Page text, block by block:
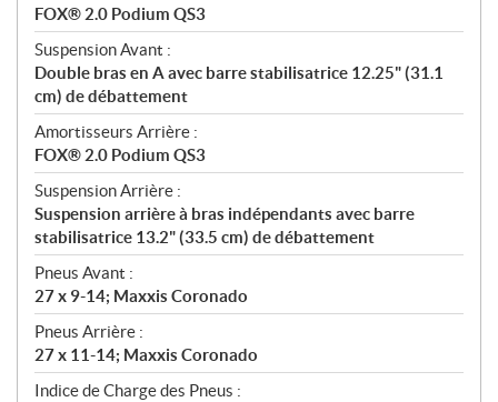
FOX® 2.0 Podium QS3
Suspension Avant :
Double bras en A avec barre stabilisatrice 12.25" (31.1
cm) de débattement
Amortisseurs Arrière :
FOX® 2.0 Podium QS3
Suspension Arrière :
Suspension arrière à bras indépendants avec barre
stabilisatrice 13.2" (33.5 cm) de débattement
Pneus Avant :
27 x 9-14; Maxxis Coronado
Pneus Arrière :
27 x 11-14; Maxxis Coronado
Indice de Charge des Pneus :